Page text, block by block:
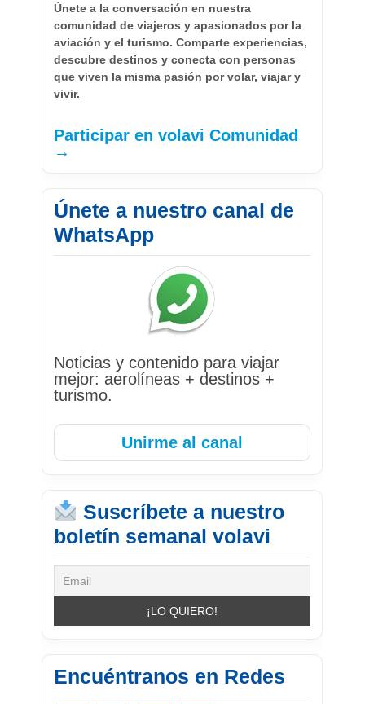
Únete a la conversación en nuestra
comunidad de viajeros y apasionados por la
aviación y el turismo. Comparte experiencias,
descubre destinos y conecta con personas
que viven la misma pasión por volar, viajar y
vivir.
Participar en volavi Comunidad
→
Únete a nuestro canal de
WhatsApp
Noticias y contenido para viajar
mejor: aerolíneas + destinos +
turismo.
Unirme al canal
Suscríbete a nuestro
boletín semanal volavi
Encuéntranos en Redes